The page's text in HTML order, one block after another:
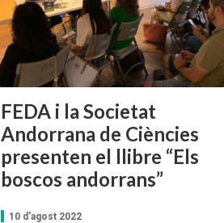
FEDA i la Societat
Andorrana de Ciències
presenten el llibre “Els
boscos andorrans”
10 d'agost 2022